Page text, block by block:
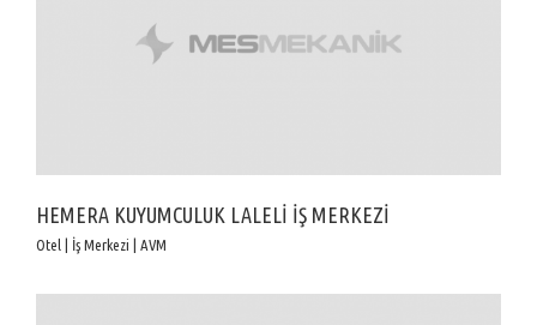
HEMERA KUYUMCULUK LALELİ İŞ MERKEZİ
Otel | İş Merkezi | AVM